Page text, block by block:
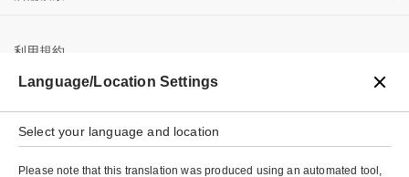
利用規約
プライバシーポリシー
特定商取引法に基づく表示
会社概要
Language/Location Settings
Select your language and location
Please note that this translation was produced using an automated tool,